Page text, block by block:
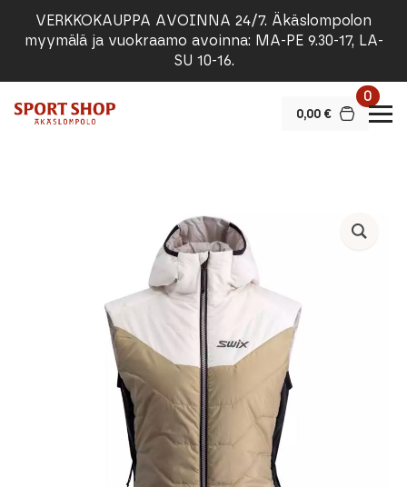
VERKKOKAUPPA AVOINNA 24/7. Äkäslompolon
myymälä ja vuokraamo avoinna: MA-PE 9.30-17, LA-
SU 10-16.
0,00 €
0